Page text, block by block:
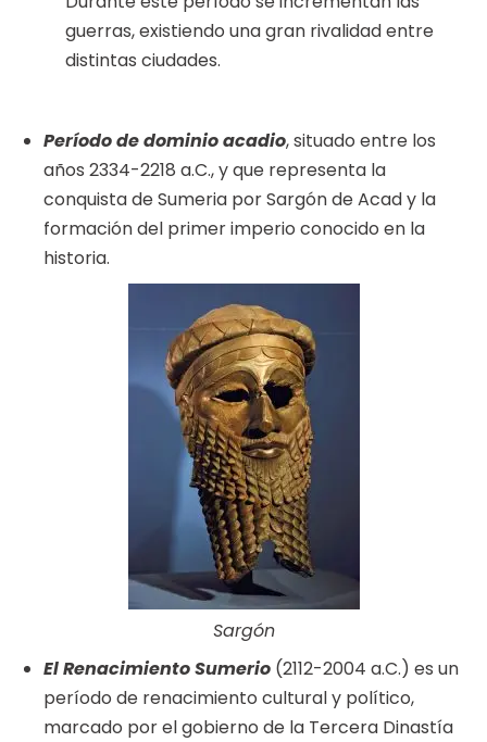
guerras, existiendo una gran rivalidad entre
distintas ciudades.
Período de dominio acadio, situado entre los
años 2334-2218 a.C., y que representa la
conquista de Sumeria por Sargón de Acad y la
formación del primer imperio conocido en la
historia.
Sargón
El Renacimiento Sumerio (2112-2004 a.C.) es un
período de renacimiento cultural y político,
marcado por el gobierno de la Tercera Dinastía